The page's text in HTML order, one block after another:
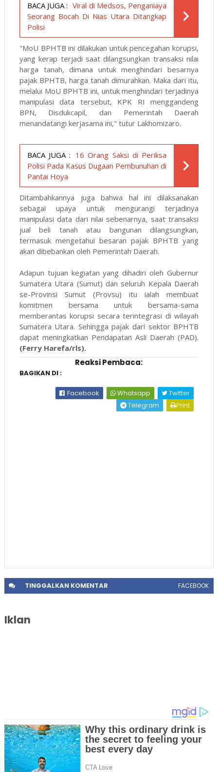
BACA JUGA : Viral di Medsos, Penganiaya
Seorang Bocah Di Nias Utara Ditangkap
Polisi
"MoU BPHTB ini dilakukan untuk pencegahan korupsi,
yang kerap terjadi saat dilangsungkan transaksi nilai
harga tanah, dimana untuk menghindari besarnya
pajak BPHTB, harga tanah dimurahkan. Maka dari itu,
melalui MoU BPHTB ini, untuk menghindari terjadinya
manipulasi data tersebut, KPK RI menggandeng
BPN, Disdukcapil, dan Pemerintah Daerah
menandatangi kerjasama ini," tutur Lakhomizaro.
BACA JUGA : 16 Orang Saksi di Periksa
Polisi Pada Kasus Dugaan Pembunuhan di
Pantai Hoya
Ditambahkannya juga bahwa hal ini dilaksanakan
sebagai upaya untuk mengurangi terjadinya
manipulasi data dari nilai sebenarnya, saat transaksi
jual beli tanah atau bangunan dilangsungkan,
termasuk mengetahui besaran pajak BPHTB yang
akan dibebankan oleh Pemerintah Daerah.
Adapun tujuan kegiatan yang dihadiri oleh Gubernur
Sumatera Utara (Sumut) dan seluruh Kepala Daerah
se-Provinsi Sumut (Provsu) itu ialah membuat
komitmen bersama untuk bersama-sama
memberantas korupsi secara terintegrasi di wilayah
Sumatera Utara. Sehingga pajak dari sektor BPHTB
dapat meningkatkan Pendapatan Asli Daerah (PAD).
(Ferry Harefa/rls).
Reaksi Pembaca:
BAGIKAN DI :
Facebook Whatsapp
Twitter
Telegram
Print
TINGGALKANKOMENTAR FACEBOOK
Iklan